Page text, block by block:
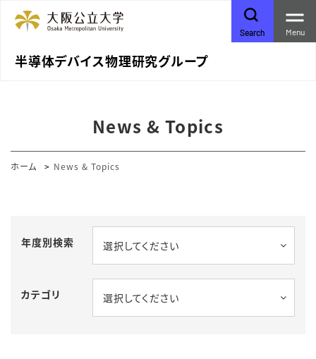
半導体デバイス物理研究グループ
Search Menu
News & Topics
ホーム News & Topics
年度別検索 選択してください
カテゴリ 選択してください